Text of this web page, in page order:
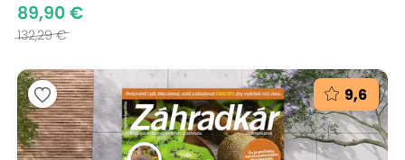
89,90 €
132,29 €
9,6